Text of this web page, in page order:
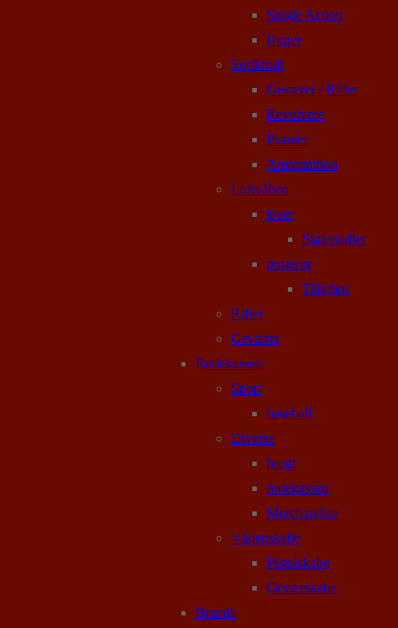
Single Action
Ruger
Sortkrudt
Geværer / Rifler
Revolvere
Pistoler
Ammunition
Luftvåben
Buer
Sigtemidler
pusterør
Tilbehør
Rifler
Geværer
Rodekassen
Sport
baseball
Diverse
brugt
rodekassen
Merchandise
Våbenskabe
Pistolskabe
Geværskabe
Brands